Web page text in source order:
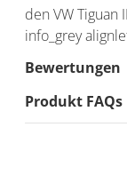
den VW
info_grey
Bewertungen
Produkt FAQs